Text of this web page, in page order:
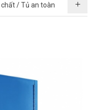
/ Tủ an toàn